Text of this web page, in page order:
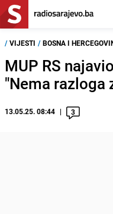
/ VIJESTI / BOSNA I
MUP RS
"Nema razloga
13.05.25. 08:44 3